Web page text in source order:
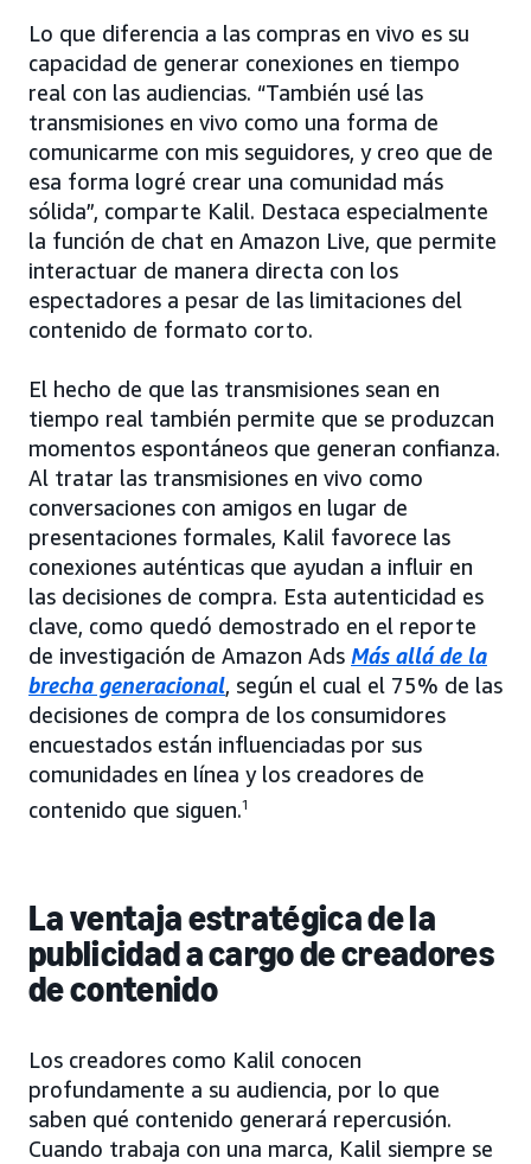
Lo que diferencia a las compras en vivo es su
capacidad de generar conexiones en tiempo
real con las audiencias. “También usé las
transmisiones en vivo como una forma de
comunicarme con mis seguidores, y creo que de
esa forma logré crear una comunidad más
sólida”, comparte Kalil. Destaca especialmente
la función de chat en Amazon Live, que permite
interactuar de manera directa con los
espectadores a pesar de las limitaciones del
contenido de formato corto.
El hecho de que las transmisiones sean en
tiempo real también permite que se produzcan
momentos espontáneos que generan confianza.
Al tratar las transmisiones en vivo como
conversaciones con amigos en lugar de
presentaciones formales, Kalil favorece las
conexiones auténticas que ayudan a influir en
las decisiones de compra. Esta autenticidad es
clave, como quedó demostrado en el reporte
de investigación de Amazon Ads Más allá de la
brecha generacional, según el cual el 75% de las
decisiones de compra de los consumidores
encuestados están influenciadas por sus
comunidades en línea y los creadores de
contenido que siguen.1
La ventaja estratégica de la
publicidad a cargo de creadores
de contenido
Los creadores como Kalil conocen
profundamente a su audiencia, por lo que
saben qué contenido generará repercusión.
Cuando trabaja con una marca, Kalil siempre se